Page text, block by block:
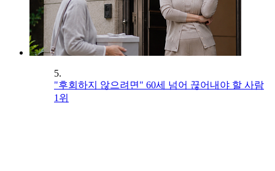
5.
"후회하지 않으려면" 60세 넘어 끊어내야 할 사람
1위